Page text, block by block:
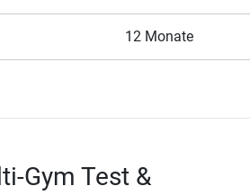
12 Monate
Gym Test &